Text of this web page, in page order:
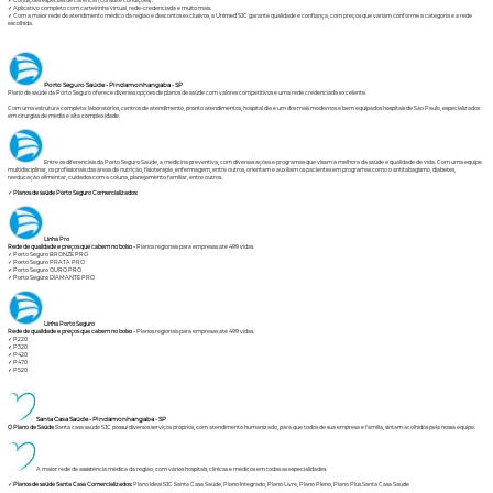
✓ Aplicativo completo com carteirinha virtual, rede-credenciada e muito mais.
✓ Com a maior rede de atendimento médico da região e descontos exclusivos, a Unimed SJC garante qualidade e confiança, com preços que variam conforme a categoria e a rede
escolhida.
Porto Seguro Saúde - Pindamonhangaba - SP
Plano de saúde da Porto Seguro oferece diversas opções de planos de saúde com valores competitivos e uma rede credenciada excelente.
Com uma estrutura completa: laboratórios, centros de atendimento, pronto atendimentos, hospital dia e um dos mais modernos e bem equipados hospitais de São Paulo, especializados
em cirurgias de média e alta complexidade.
Entre os diferenciais da Porto Seguro Saúde, a medicina preventiva, com diversas ações e programas que visam à melhora da saúde e qualidade de vida. Com uma equipe
multidisciplinar, os profissionais das áreas de nutrição, fisioterapia, enfermagem, entre outros, orientam e auxiliam os pacientes em programas como o antitabagismo, diabetes,
reeducação alimentar, cuidados com a coluna, planejamento familiar, entre outros.
✓ Planos de saúde Porto Seguro Comercializados:
Linha Pro
Rede de qualidade e preços que cabem no bolso - Planos regionais para empresas até 499 vidas.
✓ Porto Seguro BRONZE PRO
✓ Porto Seguro PRATA PRO
✓ Porto Seguro OURO PRO
✓ Porto Seguro DIAMANTE PRO
Linha Porto Seguro
Rede de qualidade e preços que cabem no bolso - Planos regionais para empresas até 499 vidas.
✓ P220
✓ P320
✓ P420
✓ P470
✓ P520
Santa Casa Saúde - Pindamonhangaba - SP
O Plano de SaúdeSanta casa saúde SJC possui diversos serviços próprios, com atendimento humanizado, para que todos de sua empresa e família, sintam acolhidos pela nossa equipe.
A maior rede de assistência médica da região, com vários hospitais, clínicas e médicos em todas as especialidades.
✓ Planos de saúde Santa Casa Comercializados: Plano Ideal SJC Santa Casa Saúde Plano Integrado Plano Livre Plano Pleno Plano Plus Santa Casa Saúde